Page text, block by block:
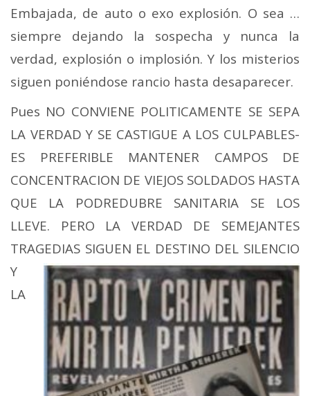
Embajada, de auto o exo explosión. O sea …
siempre dejando la sospecha y nunca la
verdad, explosión o implosión. Y los misterios
siguen poniéndose rancio hasta desaparecer.
Pues NO CONVIENE POLITICAMENTE SE SEPA
LA VERDAD Y SE CASTIGUE A LOS CULPABLES-
ES PREFERIBLE MANTENER CAMPOS DE
CONCENTRACION DE VIEJOS SOLDADOS HASTA
QUE LA PODREDUBRE SANITARIA SE LOS
LLEVE. PERO LA VERDAD DE SEMEJANTES
TRAGEDIAS SIGUEN EL DESTINO DEL SILENCIO
Y
LA